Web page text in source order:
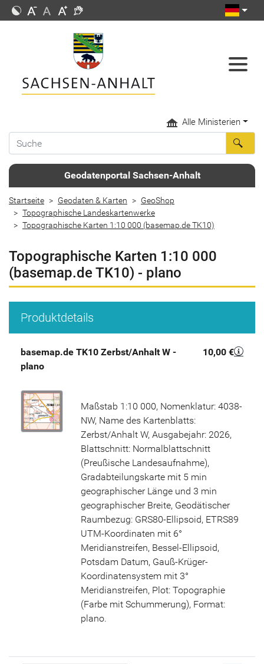
Alle Ministerien
Geodatenportal Sachsen-Anhalt
Startseite Geodaten & Karten
GeoShop
Topographische Landeskartenwerke
Topographische Karten 1:10 000 (basemap.de TK10)
Topographische Karten 1:10 000
(basemap.de TK10) - plano
Produktdetails
basemap.de TK10 Zerbst/Anhalt W -
plano
10,00 €
Maßstab 1:10 000, Nomenklatur: 4038-
NW, Name des Kartenblatts:
Zerbst/Anhalt W, Ausgabejahr: 2026,
Blattschnitt: Normalblattschnitt
(Preußische Landesaufnahme),
Gradabteilungskarte mit 5 min
geographischer Länge und 3 min
geographischer Breite, Geodätischer
Raumbezug: GRS80-Ellipsoid, ETRS89
UTM-Koordinaten mit 6°
Meridianstreifen, Bessel-Ellipsoid,
Potsdam Datum, Gauß-Krüger-
Koordinatensystem mit 3°
Meridianstreifen, Plot: Topographie
(Farbe mit Schummerung), Format:
plano.